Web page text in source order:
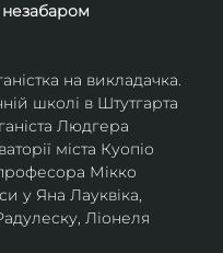
на викладачка.
школі в Штутгарта
Людгера
міста Куопіо
Мікко
у Яна Лауквіка,
Ліонеля